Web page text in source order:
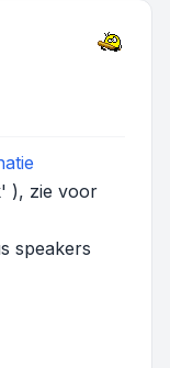
), zie voor
speakers